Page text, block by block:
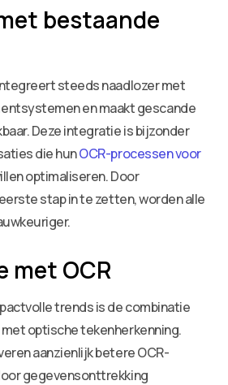
bestaande
steeds naadlozer met
en maakt gescande
Deze integratie is bijzonder
die hunOCR-processen voor
optimaliseren. Door
stap in te zetten, worden alle
met OCR
trends is de combinatie
optische tekenherkenning.
aanzienlijk betere OCR-
gegevensonttrekking